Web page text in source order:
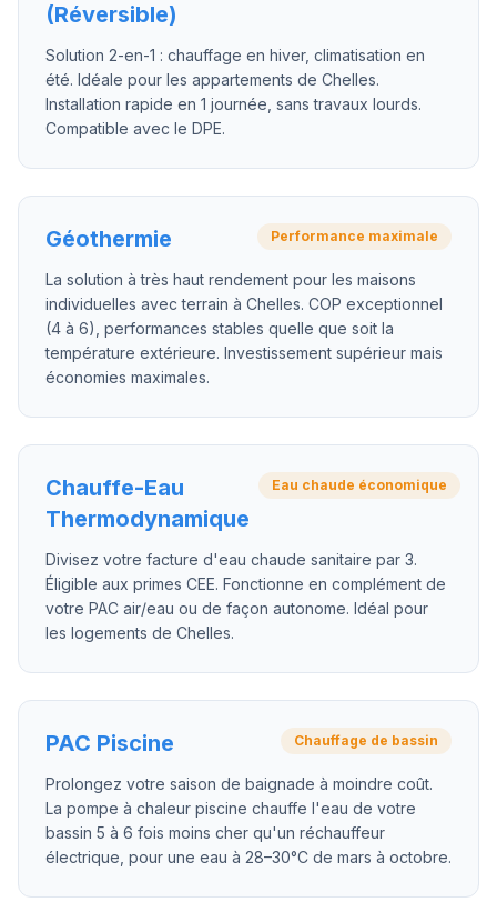
(Réversible)
Solution 2-en-1 : chauffage en hiver, climatisation en
été. Idéale pour les appartements de Chelles.
Installation rapide en 1 journée, sans travaux lourds.
Compatible avec le DPE.
Géothermie Performance maximale
La solution à très haut rendement pour les maisons
individuelles avec terrain à Chelles. COP exceptionnel
(4 à 6), performances stables quelle que soit la
température extérieure. Investissement supérieur mais
économies maximales.
Chauffe-Eau
Thermodynamique
Eau chaude économique
Divisez votre facture d'eau chaude sanitaire par 3.
Éligible aux primes CEE. Fonctionne en complément de
votre PAC air/eau ou de façon autonome. Idéal pour
les logements de Chelles.
PAC Piscine Chauffage de bassin
Prolongez votre saison de baignade à moindre coût.
La pompe à chaleur piscine chauffe l'eau de votre
bassin 5 à 6 fois moins cher qu'un réchauffeur
électrique, pour une eau à 28–30°C de mars à octobre.